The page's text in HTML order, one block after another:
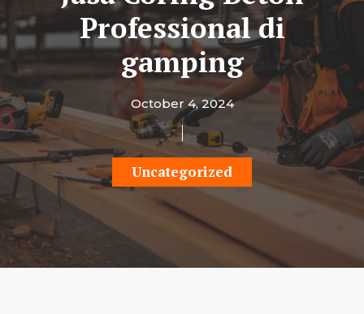
Professional di
gamping
October 4, 2024
Uncategorized